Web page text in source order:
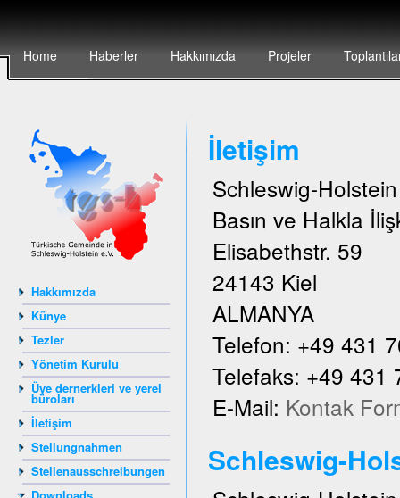
Home Haberler Hakkımızda Projeler
Hakkımızda
Künye
Tezler
Yönetim Kurulu
Üye dernerkleri ve yerel
büroları
İletişim
Stellungnahmen
Stellenausschreibungen
İletişim
Schleswig-
Basın ve Halkla
Elisabethstr. 59
24143 Kiel
ALMANYA
Telefon: +49 431
Telefaks: +49 431
E-Mail: Kontak
Schleswig-